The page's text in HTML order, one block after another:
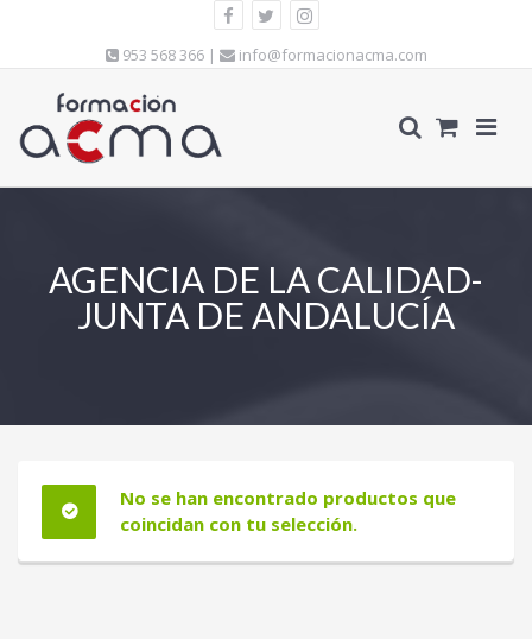
953 568 366 | info@formacionacma.com
AGENCIA DE LA CALIDAD-
JUNTA DE ANDALUCÍA
No se han encontrado productos que
coincidan con tu selección.